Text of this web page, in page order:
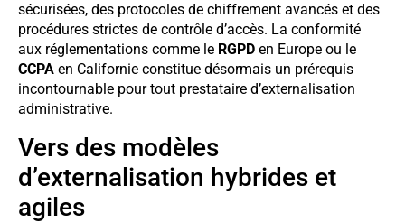
sécurisées, des protocoles de chiffrement avancés et des
procédures strictes de contrôle d’accès. La conformité
aux réglementations comme le RGPD en Europe ou le
CCPA en Californie constitue désormais un prérequis
incontournable pour tout prestataire d’externalisation
administrative.
Vers des modèles
d’externalisation hybrides et
agiles